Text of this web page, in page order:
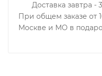
Доставка завтра -
При общем заказе от
Москве и МО в